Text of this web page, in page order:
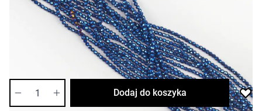
23,37 zł
Długość sznura: ok. 37-40cm
Dostępność:
Dodaj do koszyka